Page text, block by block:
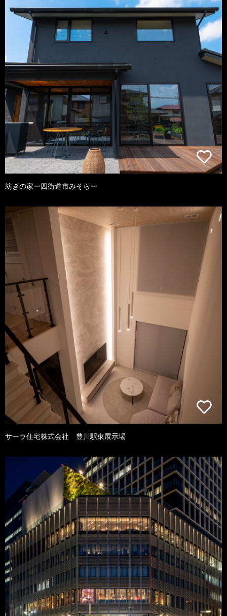
紡ぎの家ー四街道市みそらー
サーラ住宅株式会社 豊川駅東展示場